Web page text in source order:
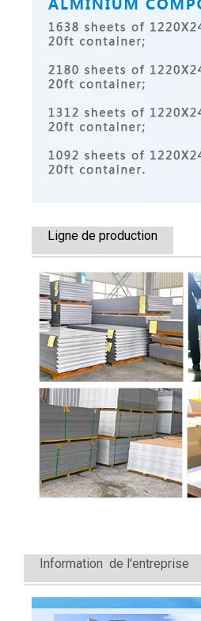
Ligne de production
Information de l'entreprise